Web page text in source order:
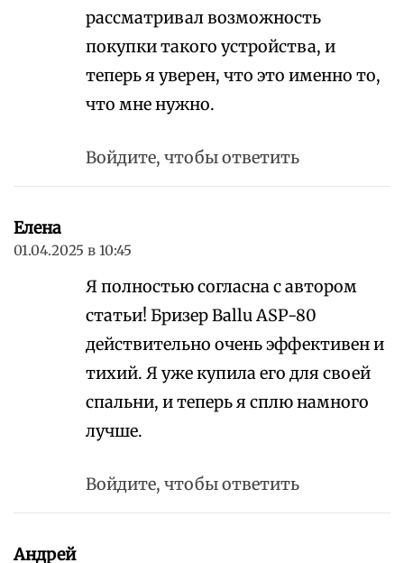
рассматривал возможность
покупки такого устройства, и
теперь я уверен, что это именно то,
что мне нужно.
Войдите, чтобы ответить
Елена
01.04.2025 в 10:45
Я полностью согласна с автором
статьи! Бризер Ballu ASP-80
действительно очень эффективен и
тихий. Я уже купила его для своей
спальни, и теперь я сплю намного
лучше.
Войдите, чтобы ответить
Андрей